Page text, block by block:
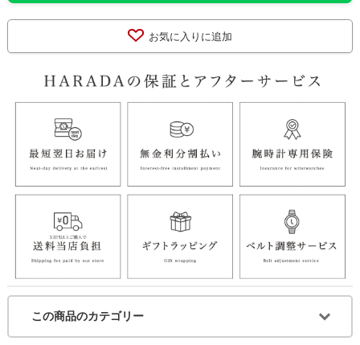
お気に入りに追加
この商品のカテゴリー